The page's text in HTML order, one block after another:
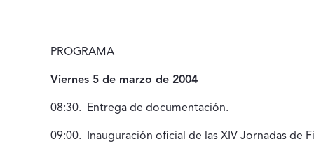
PROGRAMA
Viernes 5 de marzo de 2004
08:30. Entrega de documentación.
09:00. Inauguración oficial de las XIV Jornadas de